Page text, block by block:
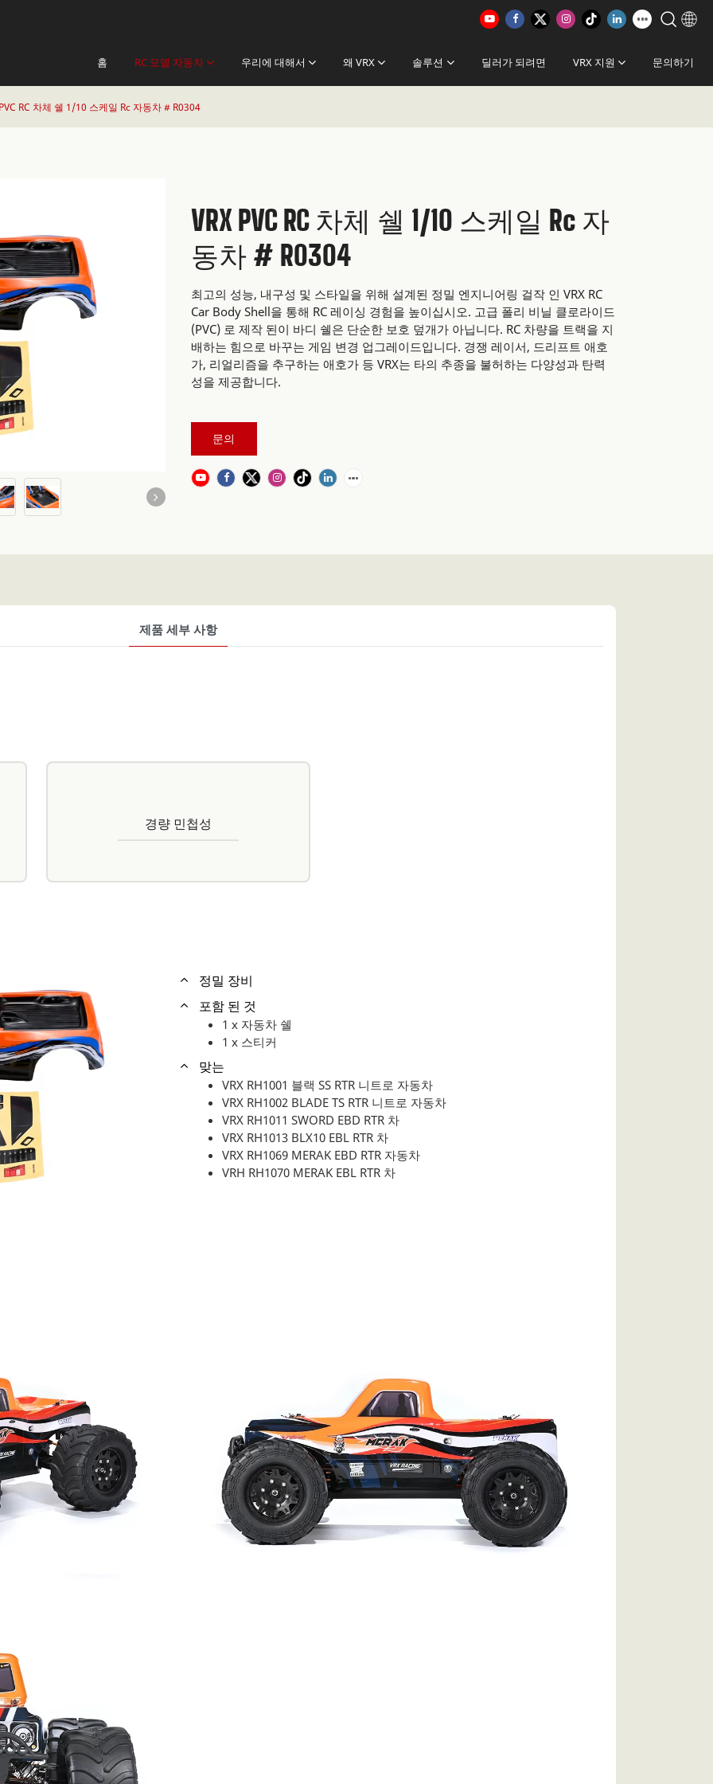
홈 RC 모델 자동차 우리에 대해서 왜 VRX 솔루션 딜러가 되려면 VRX 지원 문의하기
RC 차체 쉘 1/10 스케일 Rc 자동차 # R0304
VRX PVC RC 차체 쉘 1/10 스케일 Rc 자
동차 # R0304
최고의 성능, 내구성 및 스타일을 위해 설계된 정밀 엔지니어링 걸작 인 VRX RC
Car Body Shell을 통해 RC 레이싱 경험을 높이십시오. 고급 폴리 비닐 클로라이드
(PVC) 로 제작 된이 바디 쉘은 단순한 보호 덮개가 아닙니다. RC 차량을 트랙을 지
배하는 힘으로 바꾸는 게임 변경 업그레이드입니다. 경쟁 레이서, 드리프트 애호
가, 리얼리즘을 추구하는 애호가 등 VRX는 타의 추종을 불허하는 다양성과 탄력
성을 제공합니다.
문의
제품 세부 사항
경량 민첩성
정밀 장비
포함 된 것
1 x 자동차 쉘
1 x 스티커
맞는
VRX RH1001 블랙 SS RTR 니트로 자동차
VRX RH1002 BLADE TS RTR 니트로 자동차
VRX RH1011 SWORD EBD RTR 차
VRX RH1013 BLX10 EBL RTR 차
VRX RH1069 MERAK EBD RTR 자동차
VRH RH1070 MERAK EBL RTR 차